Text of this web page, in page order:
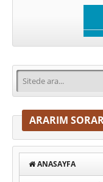
ARARIM
ANASAYFA